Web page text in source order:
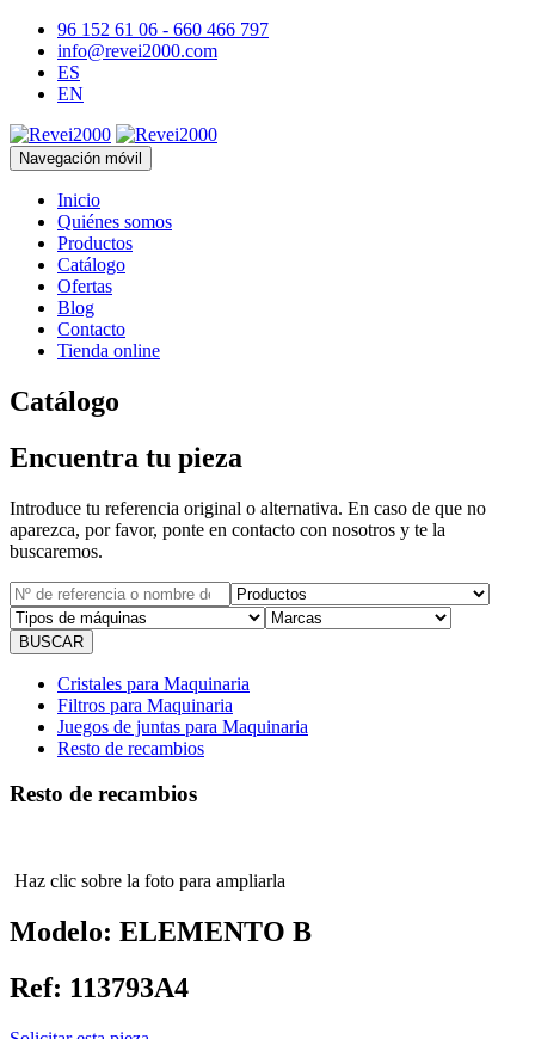
96 152 61 06 - 660 466 797
info@revei2000.com
ES
EN
Navegación móvil
Inicio
Quiénes somos
Productos
Catálogo
Ofertas
Blog
Contacto
Tienda online
Catálogo
Encuentra tu pieza
Introduce tu referencia original o alternativa. En caso de que no
aparezca, por favor, ponte en contacto con nosotros y te la
buscaremos.
Cristales para Maquinaria
Filtros para Maquinaria
Juegos de juntas para Maquinaria
Resto de recambios
Resto de recambios
Haz clic sobre la foto para ampliarla
Modelo: ELEMENTO B
Ref: 113793A4